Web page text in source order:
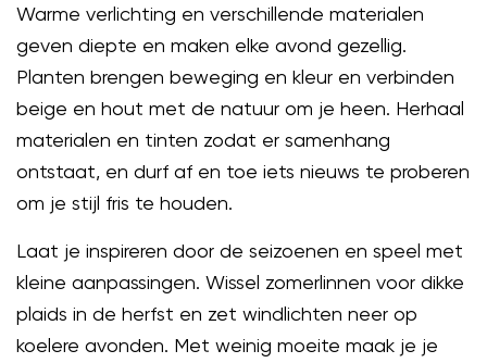
Warme verlichting en verschillende materialen
geven diepte en maken elke avond gezellig.
Planten brengen beweging en kleur en verbinden
beige en hout met de natuur om je heen. Herhaal
materialen en tinten zodat er samenhang
ontstaat, en durf af en toe iets nieuws te proberen
om je stijl fris te houden.
Laat je inspireren door de seizoenen en speel met
kleine aanpassingen. Wissel zomerlinnen voor dikke
plaids in de herfst en zet windlichten neer op
koelere avonden. Met weinig moeite maak je je